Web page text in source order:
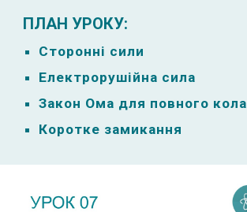
ПЛАН УРОКУ:
Сторонні сили
Електрорушійна сила
Закон Ома для повного кола
Коротке замикання